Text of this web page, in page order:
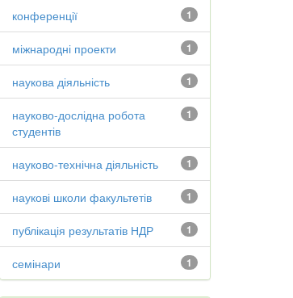
1
конференції
1
міжнародні проекти
1
наукова діяльність
1
науково-дослідна робота
студентів
1
науково-технічна діяльність
1
наукові школи факультетів
1
публікація результатів НДР
1
семінари